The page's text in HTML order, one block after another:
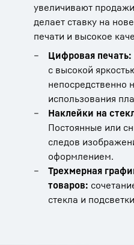
увеличивают
делает ставку на
печати и высокое
Цифровая печать:
с высокой
непосредственно
использования
Наклейки на
Постоянные или
следов
оформлением.
Трехмерная
товаров:
стекла и